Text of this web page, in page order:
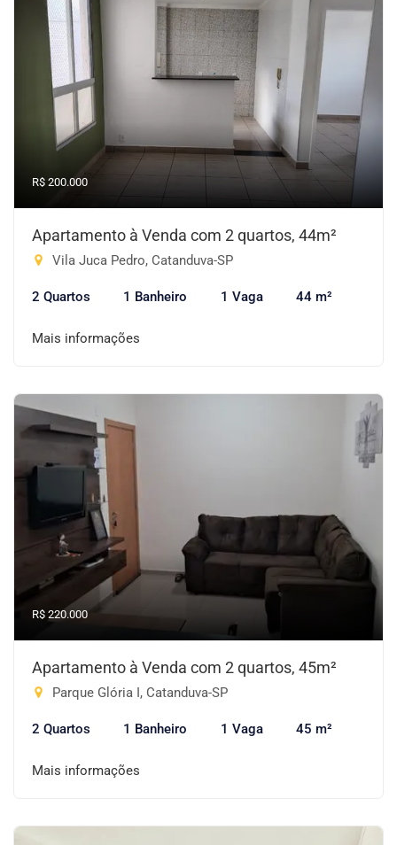
R$ 200.000
Apartamento à Venda com 2 quartos, 44m²
Vila Juca Pedro, Catanduva-SP
2 Quartos 1 Banheiro 1 Vaga 44 m²
Mais informações
R$ 220.000
Apartamento à Venda com 2 quartos, 45m²
Parque Glória I, Catanduva-SP
2 Quartos 1 Banheiro 1 Vaga 45 m²
Mais informações